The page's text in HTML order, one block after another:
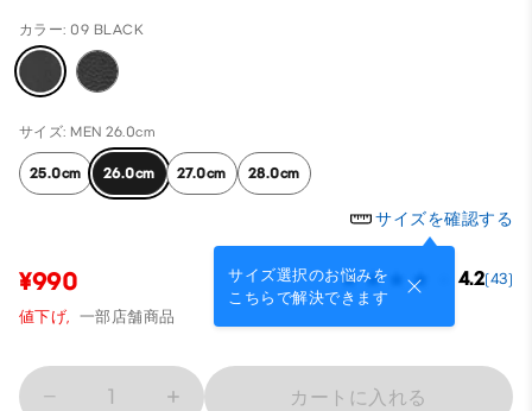
カラー: 09 BLACK
サイズ: MEN 26.0cm
25.0cm 26.0cm 27.0cm 28.0cm
サイズを確認する
サイズ選択のお悩みを
こちらで解決できます
¥990 4.2(43)
値下げ, 一部店舗商品
1 カートに入れる